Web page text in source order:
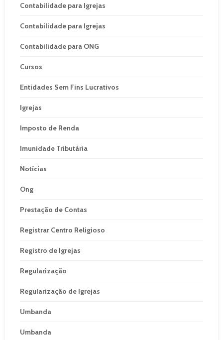
Contabilidade para Igrejas
Contabilidade para Igrejas
Contabilidade para ONG
Cursos
Entidades Sem Fins Lucrativos
Igrejas
Imposto de Renda
Imunidade Tributária
Notícias
Ong
Prestação de Contas
Registrar Centro Religioso
Registro de Igrejas
Regularização
Regularização de Igrejas
Umbanda
Umbanda